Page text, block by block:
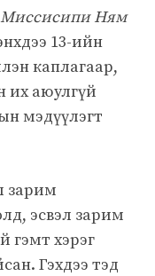
Ням
13-ийн
каплагаар,
их аюулгүй
мэдүүлэгт
зарим
эсвэл зарим
гэмт хэрэг
Гэхдээ тэд